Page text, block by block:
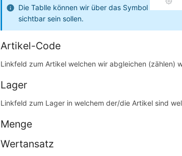
Die Tablle können wir über das Symbol
sichtbar sein sollen.
Artikel-Code
Linkfeld zum Artikel welchen wir abgleichen (zählen)
Lager
Linkfeld zum Lager in welchem der/die Artikel sind
Menge
Wertansatz